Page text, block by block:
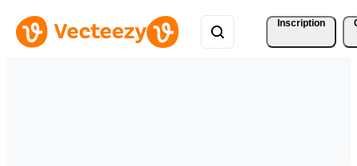
Inscription